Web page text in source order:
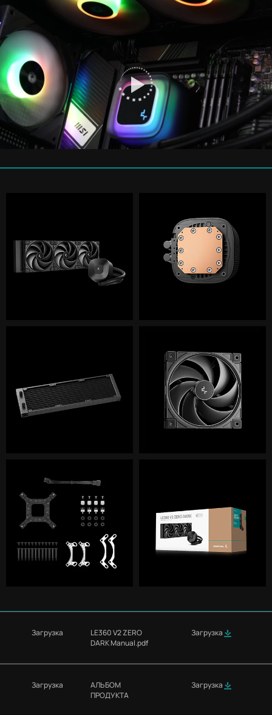
Загрузка
LE360 V2 ZERO
DARK Manual.pdf
Загрузка
Загрузка
АЛЬБОМ
ПРОДУКТА
Загрузка